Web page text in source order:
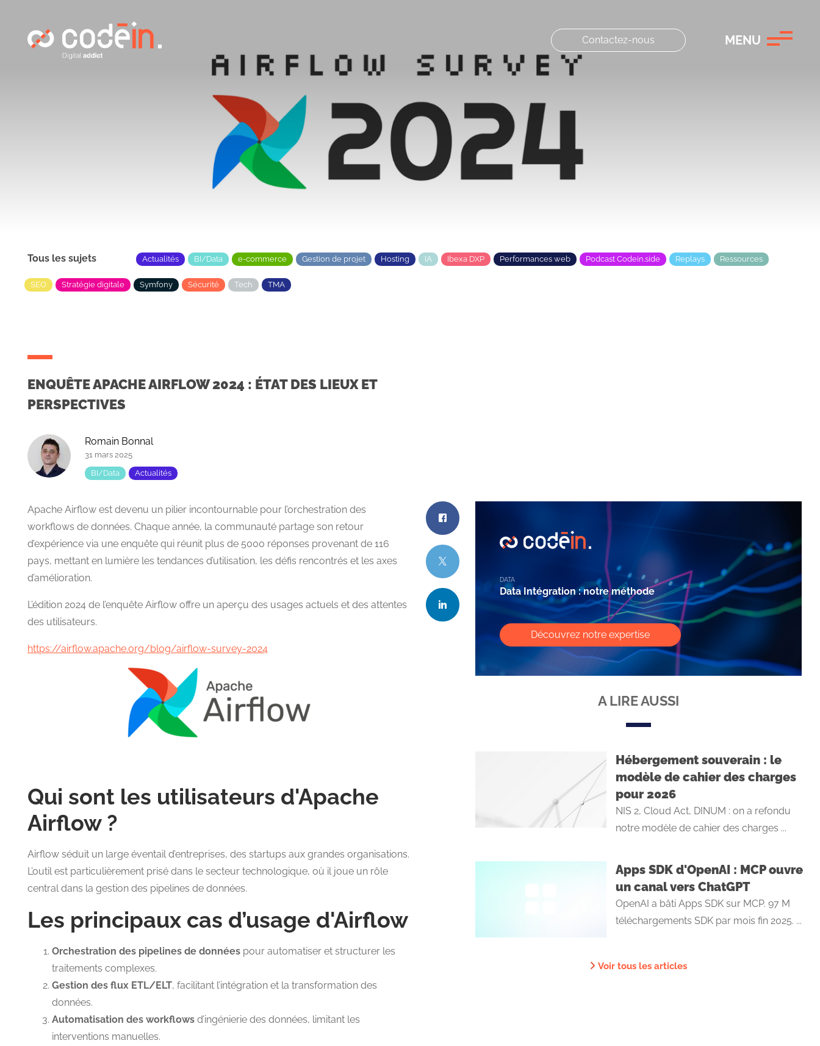
Contactez-nous MENU
Tous les sujets Actualités BI/Data e-commerce Gestion de projet Hosting IA Ibexa DXP Performances web Podcast Codein.side Replays Ressources
SEO Stratégie digitale Symfony Sécurité Tech TMA
ENQUÊTE APACHE AIRFLOW 2024 : ÉTAT DES LIEUX ET
PERSPECTIVES
Romain Bonnal
31 mars 2025
BI/Data
Actualités
Apache Airflow est devenu un pilier incontournable pour l’orchestration des
workflows de données. Chaque année, la communauté partage son retour
d’expérience via une enquête qui réunit plus de 5000 réponses provenant de 116
pays, mettant en lumière les tendances d’utilisation, les défis rencontrés et les axes
d’amélioration.
L’édition 2024 de l’enquête Airflow offre un aperçu des usages actuels et des attentes
des utilisateurs.
https://airflow.apache.org/blog/airflow-survey-2024
Qui sont les utilisateurs d'Apache
Airflow ?
Airflow séduit un large éventail d’entreprises, des startups aux grandes organisations.
L’outil est particulièrement prisé dans le secteur technologique, où il joue un rôle
central dans la gestion des pipelines de données.
Les principaux cas d’usage d'Airflow
Orchestration des pipelines de données pour automatiser et structurer les
traitements complexes.
Gestion des flux ETL/ELT, facilitant l’intégration et la transformation des
données.
Automatisation des workflows d’ingénierie des données, limitant les
interventions manuelles.
DATA
Data Intégration : notre méthode
Découvrez notre expertise
A LIRE AUSSI
Hébergement souverain : le
modèle de cahier des charges
pour 2026
NIS 2, Cloud Act, DINUM : on a refondu
notre modèle de cahier des charges ...
Apps SDK d'OpenAI : MCP ouvre
un canal vers ChatGPT
OpenAI a bâti Apps SDK sur MCP. 97 M
téléchargements SDK par mois fin 2025. ...
Voir tous les articles